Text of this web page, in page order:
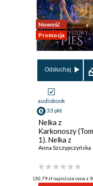
Kolędy
O Autorze
O ilustratorce
Nowość
Promocja
Odsłuchaj
audiobook
33 pkt
Nelka z
Karkonoszy (Tom
1). Nelka z
Karkonoszy.
Anna Szczypczyńska
(30,79 zł najniższa cena z